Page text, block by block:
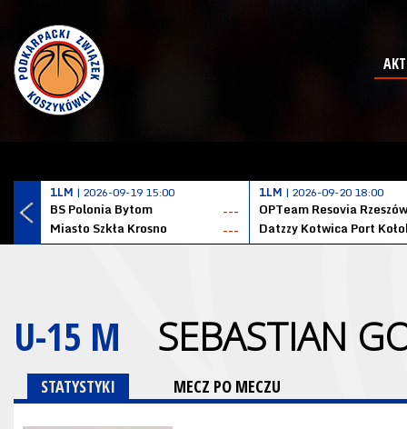
1LM | 2026-09-19 15:00
BS Polonia Bytom
---
Miasto Szkła Krosno
---
1LM | 2026-09-20 18:00
OPTeam Resovia Rzeszów
U-15 M SEBASTIAN
STATYSTYKI MECZ PO MECZU